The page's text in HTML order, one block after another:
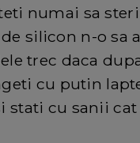
numai sa
silicon n-o sa
trec daca
cu putin
stati cu sanii